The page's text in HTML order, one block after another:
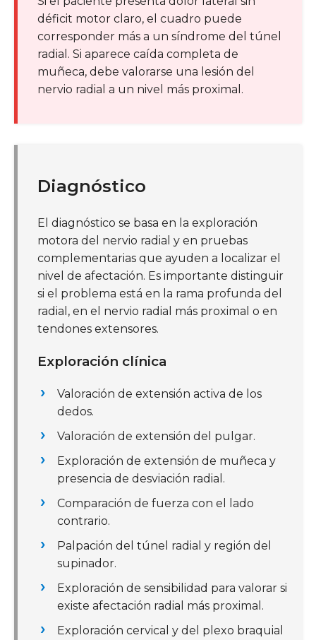
déficit motor claro, el cuadro puede
corresponder más a un síndrome del túnel
radial. Si aparece caída completa de
muñeca, debe valorarse una lesión del
nervio radial a un nivel más proximal.
Diagnóstico
El diagnóstico se basa en la exploración
motora del nervio radial y en pruebas
complementarias que ayuden a localizar el
nivel de afectación. Es importante distinguir
si el problema está en la rama profunda del
radial, en el nervio radial más proximal o en
tendones extensores.
Exploración clínica
Valoración de extensión activa de los
dedos.
Valoración de extensión del pulgar.
Exploración de extensión de muñeca y
presencia de desviación radial.
Comparación de fuerza con el lado
contrario.
Palpación del túnel radial y región del
supinador.
Exploración de sensibilidad para valorar si
existe afectación radial más proximal.
Exploración cervical y del plexo braquial